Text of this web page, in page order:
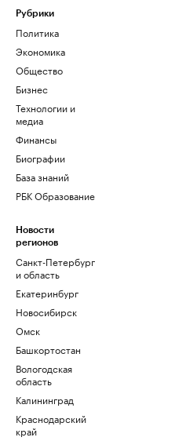
Рубрики
Политика
Экономика
Общество
Бизнес
Технологии и
медиа
Финансы
Биографии
База знаний
РБК Образование
Новости
регионов
Санкт-Петербург
и область
Екатеринбург
Новосибирск
Омск
Башкортостан
Вологодская
область
Калининград
Краснодарский
край